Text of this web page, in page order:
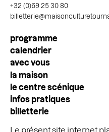
Le présent site internet
+32 (0)69 25 30 80
Navigation
principale
programme
calendrier
avec vous
la maison
le centre scénique
infos pratiques
billetterie